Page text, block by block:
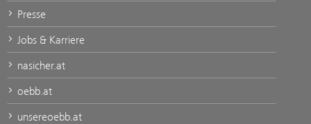
Presse
Jobs & Karriere
nasicher.at
oebb.at
unsereoebb.at